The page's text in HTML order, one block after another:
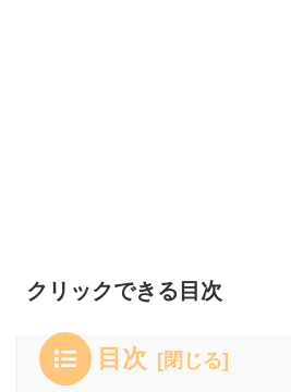
クリックできる目次
目次